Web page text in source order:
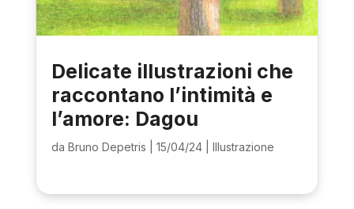
Delicate illustrazioni che
raccontano l’intimità e
l’amore: Dagou
da Bruno Depetris 15/04/24| Illustrazione